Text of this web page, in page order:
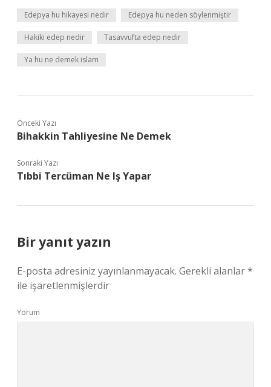
Edepya hu hikayesi nedir Edepya hu neden söylenmiştir
Hakiki edep nedir Tasavvufta edep nedir
Ya hu ne demek islam
Önceki Yazı
Bihakkin Tahliyesine Ne Demek
Sonraki Yazı
Tıbbi Tercüman Ne Iş Yapar
Bir yanıt yazın
E-posta adresiniz yayınlanmayacak. Gerekli alanlar*
ile işaretlenmişlerdir
Yorum